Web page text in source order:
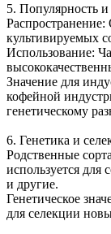
5. Популярность
культивируемых
Использование:
Значение для
кофейной
генетическому
6. Генетика и
Родственные
используется для
и другие.
Генетическое
для селекции